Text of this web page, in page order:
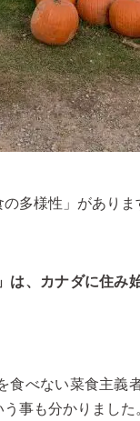
多様性」がありま
は、カナダに住み
食べない菜食主義
事も分かりました